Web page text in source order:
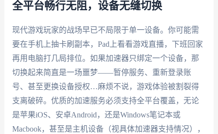
全平台畅行无阻，设备无缝切换
现代游戏玩家的战场早已不局限于单一设备。你可能需
要在手机上抽卡刷副本，Pad上看看游戏直播，下班回家
再用电脑打几局排位。如果加速器只绑定一个设备，那
切换起来简直是一场噩梦——暂停服务、重新登录账
号、甚至更换设备授权…麻烦不说，游戏体验被割裂得
支离破碎。优质的加速服务必须支持全平台覆盖，无论
是苹果iOS、安卓Android，还是Windows笔记本或
Macbook，甚至是主机设备（视具体加速器支持情况），